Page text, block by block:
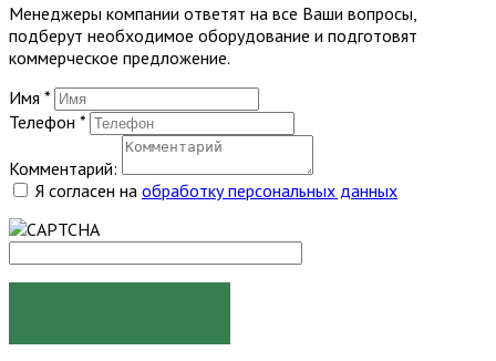
Менеджеры компании ответят на все Ваши вопросы,
подберут необходимое оборудование и подготовят
коммерческое предложение.
Имя *
Телефон *
Комментарий:
Я согласен на обработку персональных данных